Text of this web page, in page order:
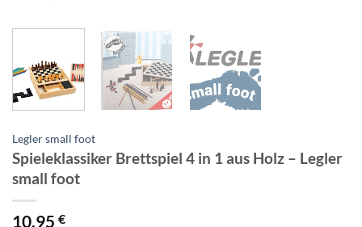
Legler small foot
Spieleklassiker Brettspiel 4 in 1 aus Holz – Legler
small foot
10,95 €